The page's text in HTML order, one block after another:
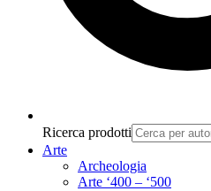
Ricerca prodotti
Arte
Archeologia
Arte ‘400 – ‘500